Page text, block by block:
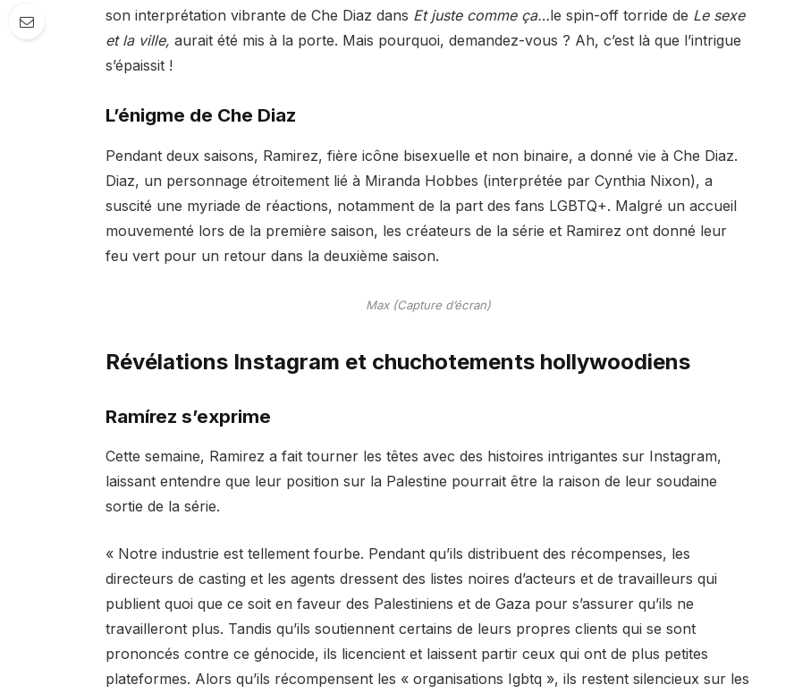
son interprétation vibrante de Che Diaz dans Et juste comme ça…le spin-off torride de Le sexe
et la ville, aurait été mis à la porte. Mais pourquoi, demandez-vous ? Ah, c’est là que l’intrigue
s’épaissit !
L’énigme de Che Diaz
Pendant deux saisons, Ramirez, fière icône bisexuelle et non binaire, a donné vie à Che Diaz.
Diaz, un personnage étroitement lié à Miranda Hobbes (interprétée par Cynthia Nixon), a
suscité une myriade de réactions, notamment de la part des fans LGBTQ+. Malgré un accueil
mouvementé lors de la première saison, les créateurs de la série et Ramirez ont donné leur
feu vert pour un retour dans la deuxième saison.
Max (Capture d’écran)
Révélations Instagram et chuchotements hollywoodiens
Ramírez s’exprime
Cette semaine, Ramirez a fait tourner les têtes avec des histoires intrigantes sur Instagram,
laissant entendre que leur position sur la Palestine pourrait être la raison de leur soudaine
sortie de la série.
« Notre industrie est tellement fourbe. Pendant qu’ils distribuent des récompenses, les
directeurs de casting et les agents dressent des listes noires d’acteurs et de travailleurs qui
publient quoi que ce soit en faveur des Palestiniens et de Gaza pour s’assurer qu’ils ne
travailleront plus. Tandis qu’ils soutiennent certains de leurs propres clients qui se sont
prononcés contre ce génocide, ils licencient et laissent partir ceux qui ont de plus petites
plateformes. Alors qu’ils récompensent les « organisations Igbtq », ils restent silencieux sur les